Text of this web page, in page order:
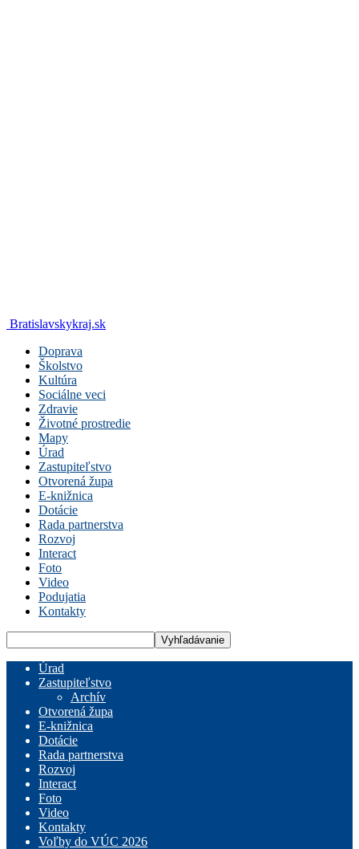
Bratislavskykraj.sk
Doprava
Školstvo
Kultúra
Sociálne veci
Zdravie
Životné prostredie
Mapy
Úrad
Zastupiteľstvo
Otvorená župa
E-knižnica
Dotácie
Rada partnerstva
Rozvoj
Interact
Foto
Video
Podujatia
Kontakty
Úrad
Zastupiteľstvo
Archív
Otvorená župa
E-knižnica
Dotácie
Rada partnerstva
Rozvoj
Interact
Foto
Video
Kontakty
Voľby do VÚC 2026